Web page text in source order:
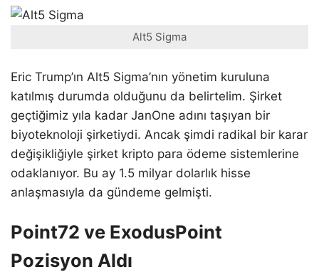
Alt5 Sigma
Eric Trump’ın Alt5 Sigma’nın yönetim kuruluna
katılmış durumda olduğunu da belirtelim. Şirket
geçtiğimiz yıla kadar JanOne adını taşıyan bir
biyoteknoloji şirketiydi. Ancak şimdi radikal bir karar
değişikliğiyle şirket kripto para ödeme sistemlerine
odaklanıyor. Bu ay 1.5 milyar dolarlık hisse
anlaşmasıyla da gündeme gelmişti.
Point72 ve ExodusPoint
Pozisyon Aldı